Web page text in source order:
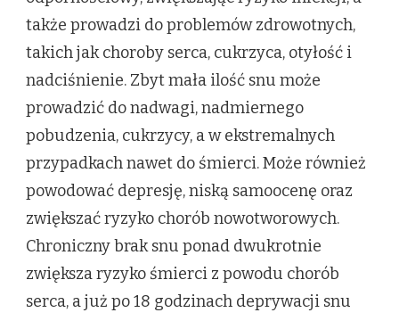
także prowadzi do problemów zdrowotnych,
takich jak choroby serca, cukrzyca, otyłość i
nadciśnienie. Zbyt mała ilość snu może
prowadzić do nadwagi, nadmiernego
pobudzenia, cukrzycy, a w ekstremalnych
przypadkach nawet do śmierci. Może również
powodować depresję, niską samoocenę oraz
zwiększać ryzyko chorób nowotworowych.
Chroniczny brak snu ponad dwukrotnie
zwiększa ryzyko śmierci z powodu chorób
serca, a już po 18 godzinach deprywacji snu